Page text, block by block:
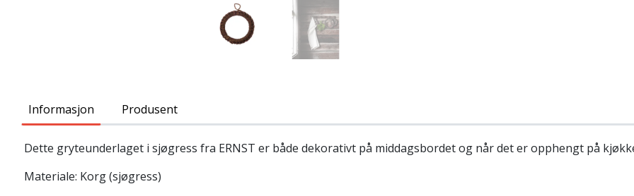
Informasjon Produsent
Dette gryteunderlaget i sjøgress fra ERNST er både dekorativt på middagsbordet og når det er opphengt på
Materiale: Korg (sjøgress)